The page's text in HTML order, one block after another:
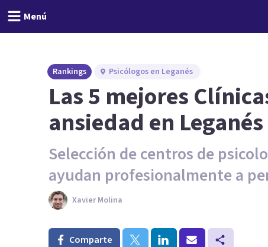
Menú
Rankings Psicólogos en Leganés
Las 5 mejores
ansiedad en Leganés
Selección de centros de
ayudan profesionalmente a
Xavier Molina
Comparte